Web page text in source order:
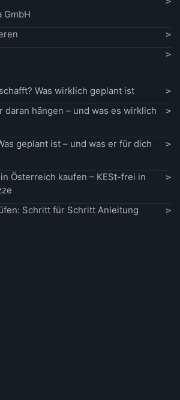
GmbH
Was wirklich geplant ist
daran hängen – und was es wirklich
geplant ist – und was er für dich
Österreich kaufen – KESt-frei in
Schritt für Schritt Anleitung